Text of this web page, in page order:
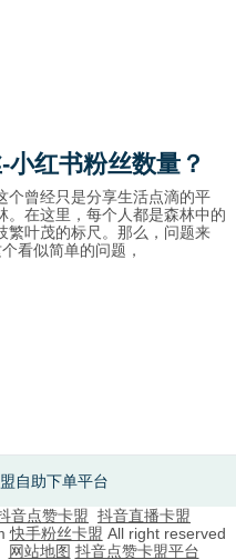
红书粉丝数量？
个曾经只是分享生活点滴的平
。在这里，每个人都是森林中的
繁叶茂的标尺。那么，问题来
看似简单的问题，
自助下单平台
音点赞卡盟 抖音直播卡盟
快手粉丝卡盟 All right reserved
网站地图 抖音点赞卡盟平台